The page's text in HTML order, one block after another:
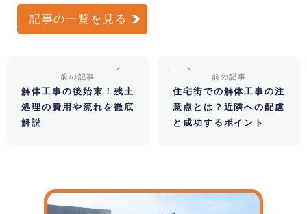
記事の一覧を見る
前の記事
解体工事の後始末！残土
処理の費用や流れを徹底
解説
前の記事
住宅街での解体工事の注
意点とは？近隣への配慮
と成功するポイント